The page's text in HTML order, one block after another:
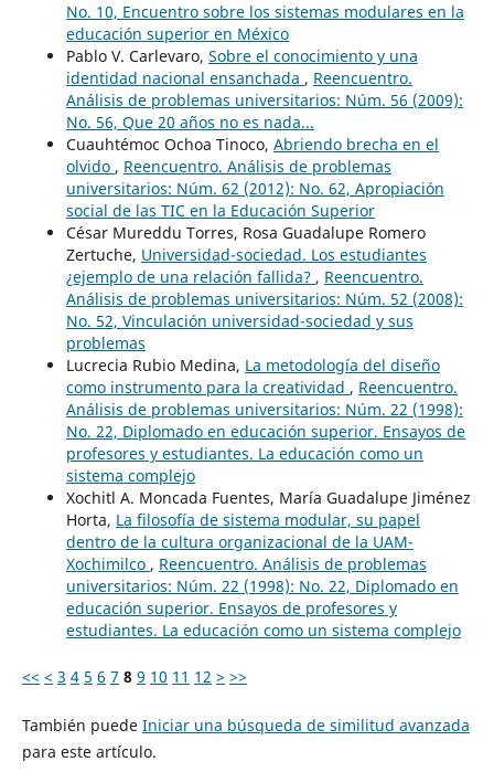
No. 10, Encuentro sobre los sistemas modulares en la
educación superior en México
Pablo V. Carlevaro, Sobre el conocimiento y una
identidad nacional ensanchada , Reencuentro.
Análisis de problemas universitarios: Núm. 56 (2009):
No. 56, Que 20 años no es nada...
Cuauhtémoc Ochoa Tinoco, Abriendo brecha en el
olvido , Reencuentro. Análisis de problemas
universitarios: Núm. 62 (2012): No. 62, Apropiación
social de las TIC en la Educación Superior
César Mureddu Torres, Rosa Guadalupe Romero
Zertuche, Universidad-sociedad. Los estudiantes
¿ejemplo de una relación fallida? , Reencuentro.
Análisis de problemas universitarios: Núm. 52 (2008):
No. 52, Vinculación universidad-sociedad y sus
problemas
Lucrecia Rubio Medina, La metodología del diseño
como instrumento para la creatividad , Reencuentro.
Análisis de problemas universitarios: Núm. 22 (1998):
No. 22, Diplomado en educación superior. Ensayos de
profesores y estudiantes. La educación como un
sistema complejo
Xochitl A. Moncada Fuentes, María Guadalupe Jiménez
Horta, La filosofía de sistema modular, su papel
dentro de la cultura organizacional de la UAM-
Xochimilco , Reencuentro. Análisis de problemas
universitarios: Núm. 22 (1998): No. 22, Diplomado en
educación superior. Ensayos de profesores y
estudiantes. La educación como un sistema complejo
<< < 3 4 5 6 7 8 9 10 11 12 > >>
También puede Iniciar una búsqueda de similitud avanzada
para este artículo.